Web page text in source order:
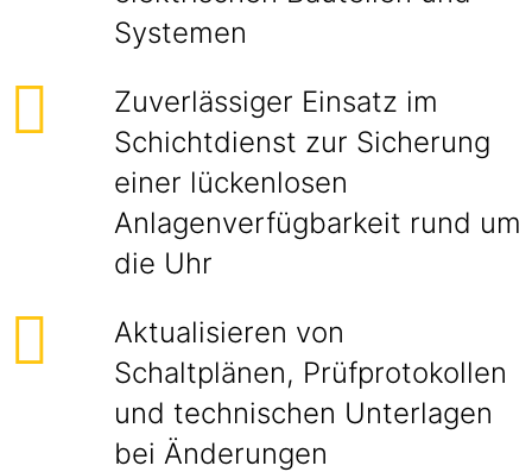
Systemen
Zuverlässiger Einsatz im
Schichtdienst zur Sicherung
einer lückenlosen
Anlagenverfügbarkeit rund um
die Uhr
Aktualisieren von
Schaltplänen, Prüfprotokollen
und technischen Unterlagen
bei Änderungen